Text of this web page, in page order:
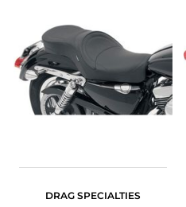
DRAG SPECIALTIES